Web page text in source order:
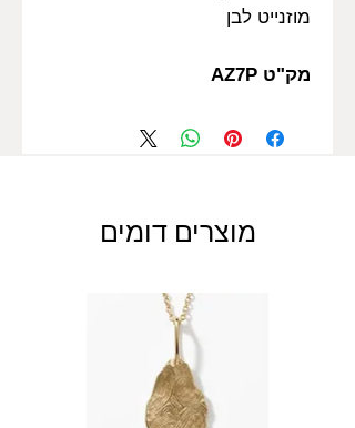
מוזנייט לבן
מק"ט AZ7P
מוצרים דומים